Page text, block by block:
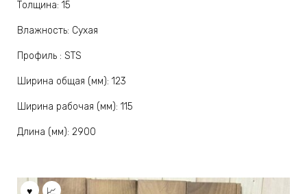
Толщина: 15
Влажность: Сухая
Профиль : STS
Ширина общая (мм): 123
Ширина рабочая (мм): 115
Длина (мм): 2900